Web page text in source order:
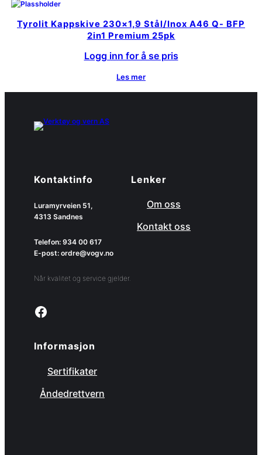
Tyrolit Kappskive 230×1,9 Stål/Inox A46 Q- BFP
2in1 Premium 25pk
Logg inn for å se pris
Les mer
Kontaktinfo
Luramyrveien 51,
4313 Sandnes
Telefon: 934 00 617
E-post: ordre@vogv.no
Når kvalitet og service gjelder.
Link to facebook page
Lenker
Om oss
Kontakt oss
Informasjon
Sertifikater
Åndedrettvern